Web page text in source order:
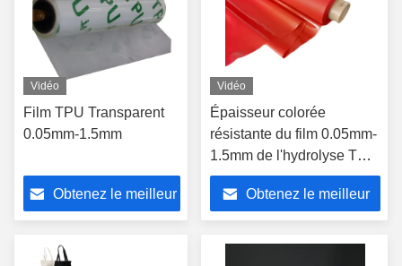
Vidéo
Film TPU Transparent
0.05mm-1.5mm
Obtenez le meilleur
Vidéo
Épaisseur colorée
résistante du film 0.05mm-
1.5mm de l'hydrolyse TPU
pour des sacs à main de
chaussures
Obtenez le meilleur